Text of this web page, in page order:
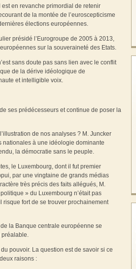
est en revanche primordial de retenir
de la montée de l’euroscepticisme
élections européennes.
présidé l’Eurogroupe de 2005 à 2013,
sur la souveraineté des Etats.
sans doute pas sans lien avec le conflit
de la dérive idéologique de
et intelligible voix.
ses prédécesseurs et continue de poser la
de nos analyses ? M. Juncker
nationales à une idéologie dominante
la démocratie sans le peuple.
le Luxembourg, dont il fut premier
par une vingtaine de grands médias
très précis des faits allégués, M.
» du Luxembourg n’était pas
risque fort de se trouver prochainement
la Banque centrale européenne se
pouvoir. La question est de savoir si ce
raisons :